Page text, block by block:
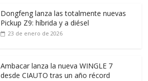
Dongfeng lanza las totalmente nuevas
Pickup Z9: híbrida y a diésel
23 de enero de 2026
Ambacar lanza la nueva WINGLE 7
desde CIAUTO tras un año récord